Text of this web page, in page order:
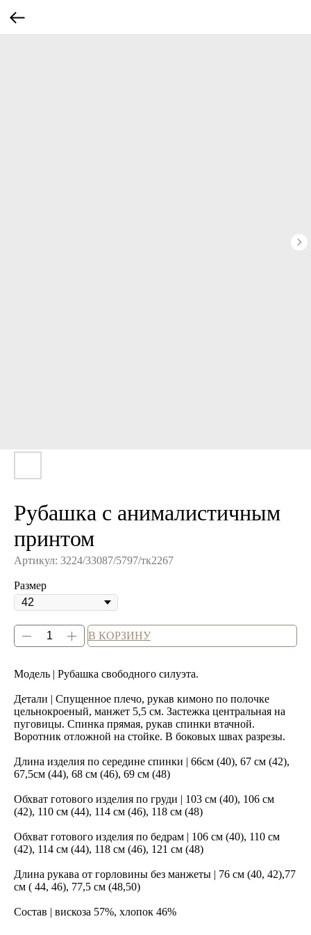
Рубашка с анималистичным
принтом
Артикул: 3224/33087/5797/тк2267
Размер
В КОРЗИНУ
Модель | Рубашка свободного силуэта.
Детали | Спущенное плечо, рукав кимоно по полочке
цельнокроеный, манжет 5,5 см. Застежка центральная на
пуговицы. Спинка прямая, рукав спинки втачной.
Воротник отложной на стойке. В боковых швах разрезы.
Длина изделия по середине спинки | 66см (40), 67 см (42),
67,5см (44), 68 см (46), 69 см (48)
Обхват готового изделия по груди | 103 см (40), 106 см
(42), 110 см (44), 114 см (46), 118 см (48)
Обхват готового изделия по бедрам | 106 см (40), 110 см
(42), 114 см (44), 118 см (46), 121 см (48)
Длина рукава от горловины без манжеты | 76 см (40, 42),77
см ( 44, 46), 77,5 см (48,50)
Состав | вискоза 57%, хлопок 46%